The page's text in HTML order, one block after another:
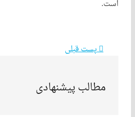
پست قبلی
پیشنهادی